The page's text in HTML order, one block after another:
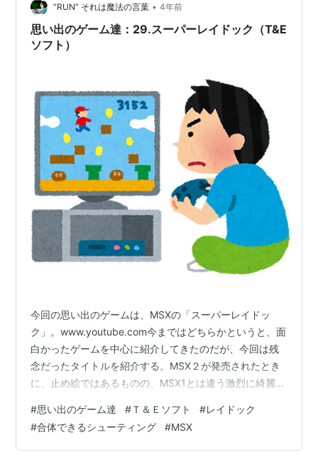
ドラゴンクエストVI
両方に存在する。
上の世界
北にはシエーナ
の町、南には試練の塔、東北東にはムド
ーの居城である地底魔城がある。
若く美しい王が何年も眠らずに国を治めている。国民は
そんな彼のことを驚きと賞賛を込めて「眠らぬ王」と呼
ぶ。
魔王ムドー討伐のため、志願兵を募集している。何度も
戦いを挑んでは負けているが、ソルディ兵士長率いる兵
隊たちの士気は高い。
の研究もしており、いつも戦いの途中で
し出すラーの鏡を探している。
下の世界
西には 月鏡の塔 と アモール 、東の海に ムドーの島があ
こちらのレイドックも魔王ムドーに脅かされている。
王と王妃が1年以上も眠り続け、王子も行方不明という
異常事態が起こっている。その間大臣であるゲバンが、
“RUN” それは魔法の言葉 • 4年前
思い出のゲーム達：29.スーパーレイドック（T&E
ソフト）
今回の思い出のゲームは、MSXの「スーパーレイドッ
ク」。www.youtube.com今まではどちらかというと、面
白かったゲームを中心に紹介してきたのだが、今回は残
念だったタイトルを紹介する。MSX２が発売されたとき
に、止め絵ではあるものの、MSX1とは違う激烈に綺麗な
雑誌に載っていた。 それが「レイドック」。止め絵だけ
でなく、ゲーム自体もカラフルな敵キャラに、1ドットで
スムーズスクロールする。 パレット変更で、ぼわーっと
#思い出のゲーム達 #Ｔ＆Ｅソフト #レイドック
#合体できるシューティング #MSX